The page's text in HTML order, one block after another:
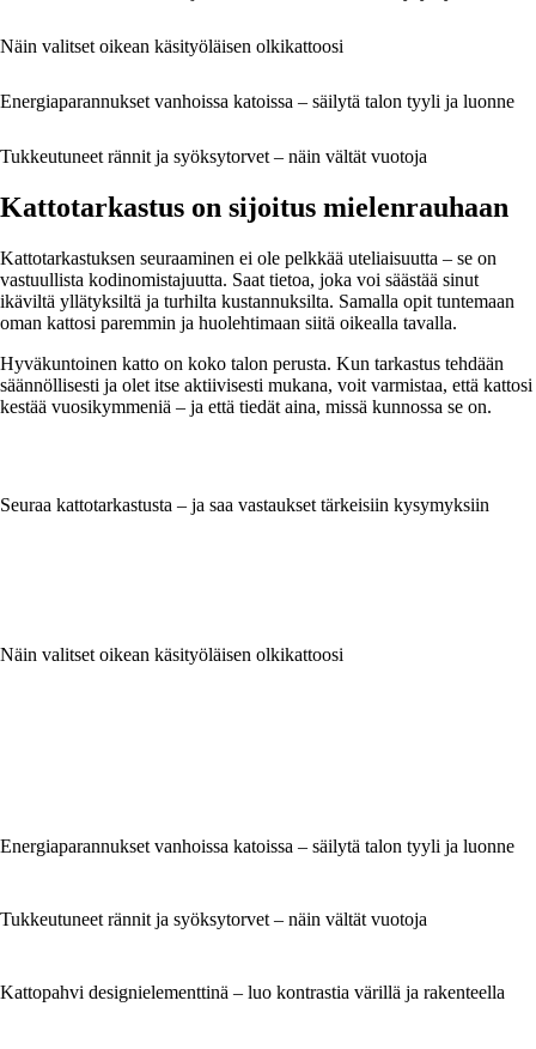
Näin valitset oikean käsityöläisen olkikattoosi
Energiaparannukset vanhoissa katoissa – säilytä talon tyyli ja luonne
Tukkeutuneet rännit ja syöksytorvet – näin vältät vuotoja
Kattotarkastus on sijoitus mielenrauhaan
Kattotarkastuksen seuraaminen ei ole pelkkää uteliaisuutta – se on
vastuullista kodinomistajuutta. Saat tietoa, joka voi säästää sinut
ikäviltä yllätyksiltä ja turhilta kustannuksilta. Samalla opit tuntemaan
oman kattosi paremmin ja huolehtimaan siitä oikealla tavalla.
Hyväkuntoinen katto on koko talon perusta. Kun tarkastus tehdään
säännöllisesti ja olet itse aktiivisesti mukana, voit varmistaa, että kattosi
kestää vuosikymmeniä – ja että tiedät aina, missä kunnossa se on.
Seuraa kattotarkastusta – ja saa vastaukset tärkeisiin kysymyksiin
Näin valitset oikean käsityöläisen olkikattoosi
Energiaparannukset vanhoissa katoissa – säilytä talon tyyli ja luonne
Tukkeutuneet rännit ja syöksytorvet – näin vältät vuotoja
Kattopahvi designielementtinä – luo kontrastia värillä ja rakenteella